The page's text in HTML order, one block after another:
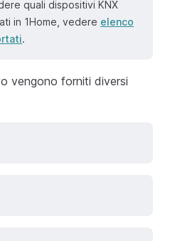
quali dispositivi KNX
in 1Home, vedere elenco
.
vengono forniti diversi